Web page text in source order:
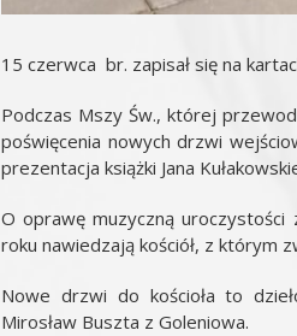
15 czerwca br. zapisał się na
Podczas Mszy Św., której
poświęcenia nowych drzwi
prezentacja książki Jana
O oprawę muzyczną
roku nawiedzają kościół, z którym
Nowe drzwi do kościoła to
Mirosław Buszta z Goleniowa.